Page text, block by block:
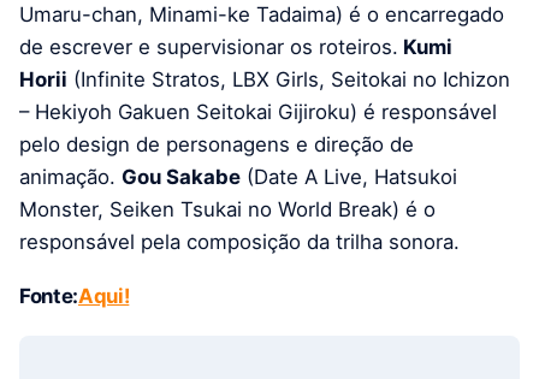
Umaru-chan, Minami-ke Tadaima) é o encarregado
de escrever e supervisionar os roteiros. Kumi
Horii (Infinite Stratos, LBX Girls, Seitokai no Ichizon
– Hekiyoh Gakuen Seitokai Gijiroku) é responsável
pelo design de personagens e direção de
animação. Gou Sakabe (Date A Live, Hatsukoi
Monster, Seiken Tsukai no World Break) é o
responsável pela composição da trilha sonora.
Fonte:Aqui!